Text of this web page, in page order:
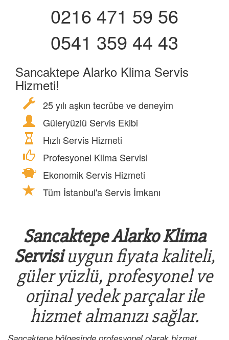
0216 471 59 56
0541 359 44 43
Sancaktepe Alarko Klima Servis
Hizmeti!
25 yılı aşkın tecrübe ve deneyim
Güleryüzlü Servis Ekibi
Hızlı Servis Hizmeti
Profesyonel Klima Servisi
Ekonomik Servis Hizmeti
Tüm İstanbul'a Servis İmkanı
Sancaktepe Alarko Klima
Servisiuygun fiyata kaliteli,
güler yüzlü, profesyonel ve
orjinal yedek parçalar ile
hizmet almanızı sağlar.